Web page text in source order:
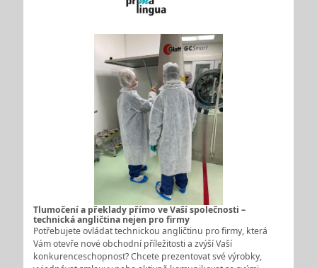
Tlumočení a překlady přímo ve Vaší společnosti –
technická angličtina nejen pro firmy
Potřebujete ovládat technickou angličtinu pro firmy, která
Vám otevře nové obchodní příležitosti a zvýší Vaší
konkurenceschopnost? Chcete prezentovat své výrobky,